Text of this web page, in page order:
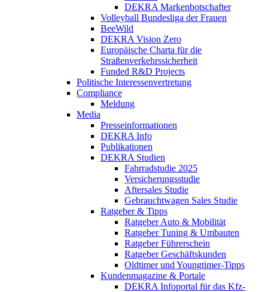
DEKRA Markenbotschafter
Volleyball Bundesliga der Frauen
BeeWild
DEKRA Vision Zero
Europäische Charta für die
Straßenverkehrssicherheit
Funded R&D Projects
Politische Interessenvertretung
Compliance
Meldung
Media
Presseinformationen
DEKRA Info
Publikationen
DEKRA Studien
Fahrradstudie 2025
Versicherungsstudie
Aftersales Studie
Gebrauchtwagen Sales Studie
Ratgeber & Tipps
Ratgeber Auto & Mobilität
Ratgeber Tuning & Umbauten
Ratgeber Führerschein
Ratgeber Geschäftskunden
Oldtimer und Youngtimer-Tipps
Kundenmagazine & Portale
DEKRA Infoportal für das Kfz-